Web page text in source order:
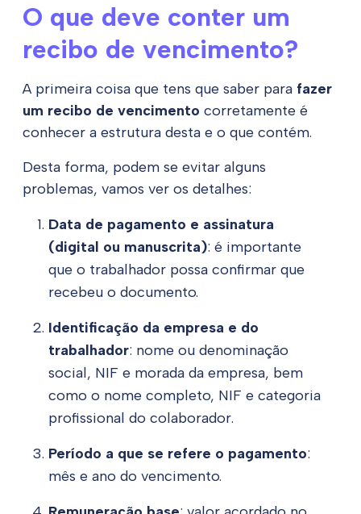
O que deve conter um
recibo de vencimento?
A primeira coisa que tens que saber para fazer
um recibo de vencimento corretamente é
conhecer a estrutura desta e o que contém.
Desta forma, podem se evitar alguns
problemas, vamos ver os detalhes:
Data de pagamento e assinatura
(digital ou manuscrita): é importante
que o trabalhador possa confirmar que
recebeu o documento.
Identificação da empresa e do
trabalhador: nome ou denominação
social, NIF e morada da empresa, bem
como o nome completo, NIF e categoria
profissional do colaborador.
Período a que se refere o pagamento:
mês e ano do vencimento.